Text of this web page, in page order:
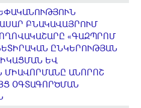
ԲՆԱԿԱՎԱՅՐՈՒՄ
«ԳԱԶՊՐՈՄ
ԸՆԿԵՐՈՒԹՅԱՆ
ԵՎ
ՄԻԱՎՈՐՄԱՆԸ ԱՆՈՐՈՇ
ՕԳՏԱԳՈՐԾՄԱՆ